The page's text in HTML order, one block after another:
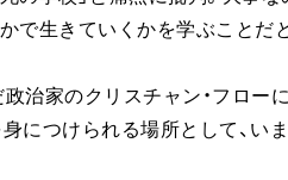
で生きていくかを学ぶことだ
治家のクリスチャン・フロー
につけられる場所として、い